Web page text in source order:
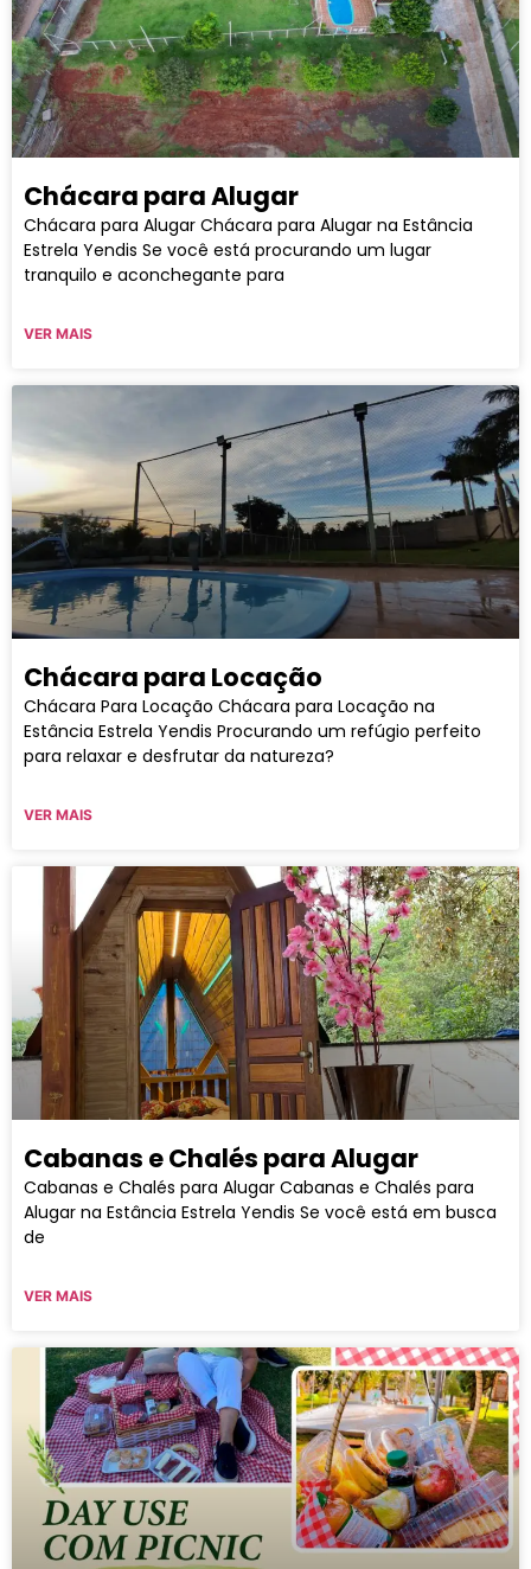
Chácara para Alugar
Chácara para Alugar Chácara para Alugar na Estância
Estrela Yendis Se você está procurando um lugar
tranquilo e aconchegante para
VER MAIS
Chácara para Locação
Chácara Para Locação Chácara para Locação na
Estância Estrela Yendis Procurando um refúgio perfeito
para relaxar e desfrutar da natureza?
VER MAIS
Cabanas e Chalés para Alugar
Cabanas e Chalés para Alugar Cabanas e Chalés para
Alugar na Estância Estrela Yendis Se você está em busca
de
VER MAIS